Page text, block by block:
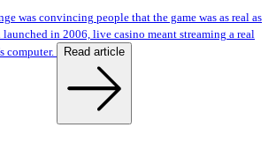
was convincing people that the game was as real as
in 2006, live casino meant streaming a real
computer.
Read article